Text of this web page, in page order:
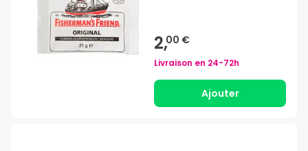
2,00 €
Livraison en 24-72h
Ajouter